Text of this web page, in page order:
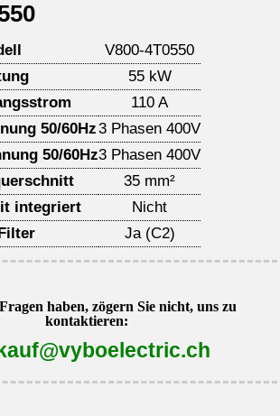
V800-4T0550
55 kW
110 A
50/60Hz3 Phasen 400V
50/60Hz3 Phasen 400V
35 mm²
integriert
Nicht
Ja (C2)
haben, zögern Sie nicht, uns zu
kontaktieren: